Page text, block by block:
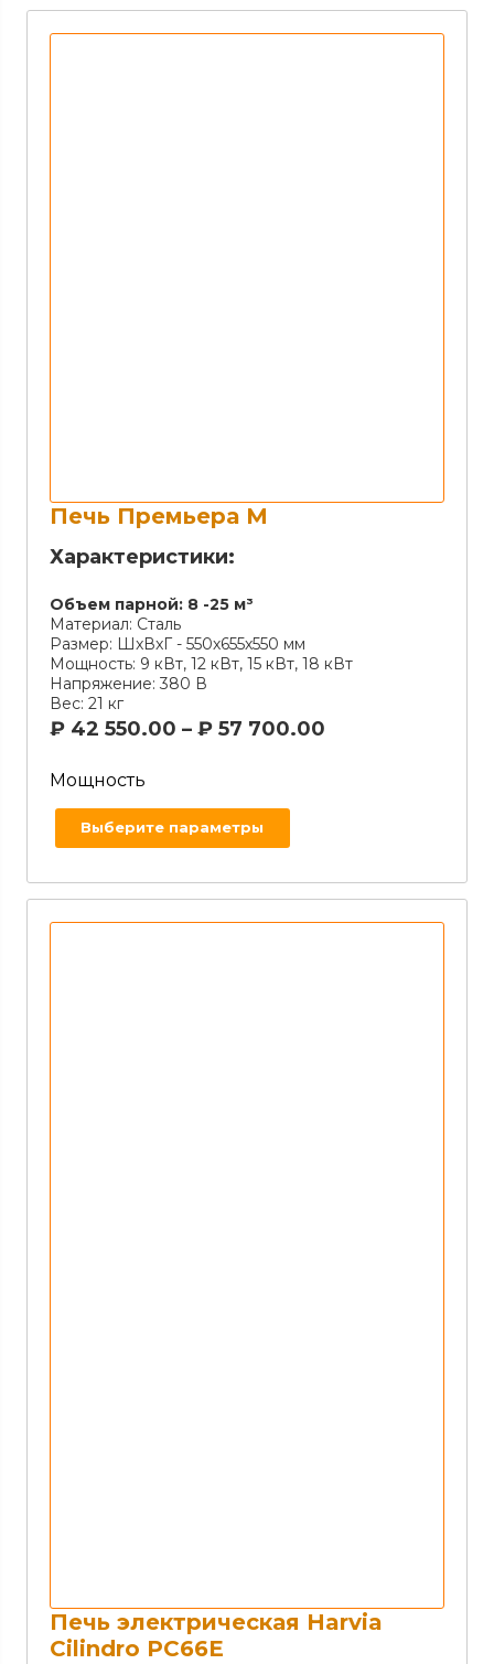
Печь Премьера М
Характеристики:
Объем парной: 8 -25 м³
Материал: Сталь
Размер: ШxВxГ - 550х655х550 мм
Мощность: 9 кВт, 12 кВт, 15 кВт, 18 кВт
Напряжение: 380 В
Вес: 21 кг
₽ 42 550.00 – ₽ 57 700.00
Мощность
Выберите параметры
Печь электрическая Harvia
Cilindro PC66E